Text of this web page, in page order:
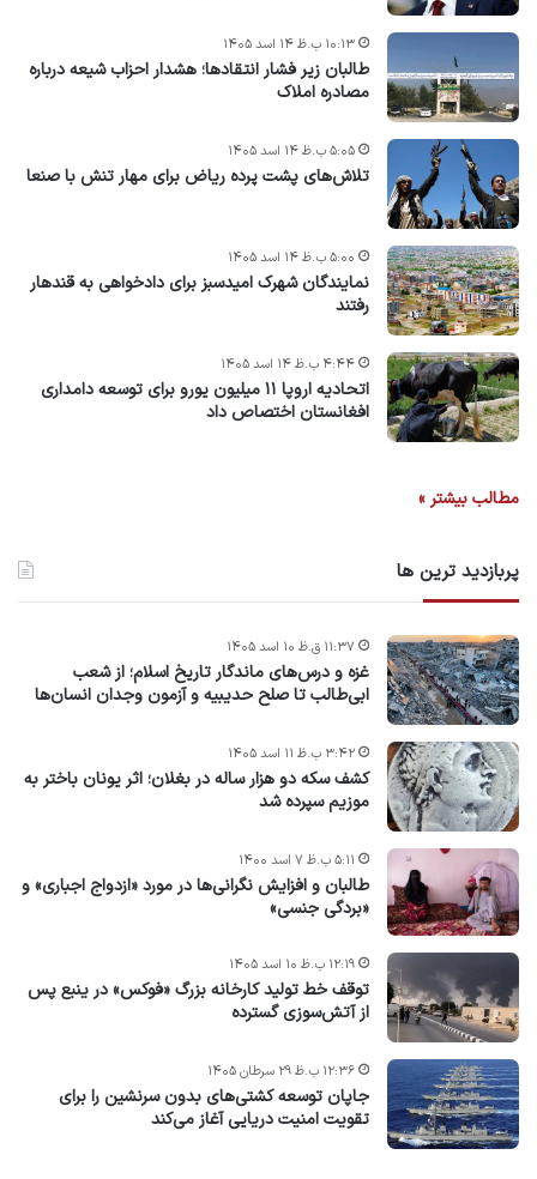
طالبان زیر فشار انتقادها؛ هشدار احزاب شیعه درباره
مصادره‌ املاک
۱۰:۱۳ ب.ظ ۱۴ اسد ۱۴۰۵
تلاش‌های پشت ‌پرده ریاض برای مهار تنش با صنعا
۵:۰۵ ب.ظ ۱۴ اسد ۱۴۰۵
نمایندگان شهرک امید‌سبز برای دادخواهی به قندهار
رفتند
۵:۰۰ ب.ظ ۱۴ اسد ۱۴۰۵
اتحادیه اروپا ۱۱ میلیون یورو برای توسعه دامداری
افغانستان اختصاص داد
۴:۴۴ ب.ظ ۱۴ اسد ۱۴۰۵
مطالب بیشتر »
پربازدید ترین ها
غزه و درس‌های ماندگار تاریخ اسلام؛ از شعب
ابی‌طالب تا صلح حدیبیه و آزمون وجدان انسان‌ها
۱۱:۳۷ ق.ظ ۱۰ اسد ۱۴۰۵
کشف سکه دو هزار ساله در بغلان؛ اثر یونان باختر به
موزیم سپرده شد
۳:۴۲ ب.ظ ۱۱ اسد ۱۴۰۵
طالبان و افزایش نگرانی‌ها در مورد «ازدواج اجباری» و
«بردگی جنسی»
۵:۱۱ ب.ظ ۷ اسد ۱۴۰۰
توقف خط تولید کارخانه بزرگ «فوکس» در ینبع پس
از آتش‌سوزی گسترده
۱۲:۱۹ ب.ظ ۱۰ اسد ۱۴۰۵
جاپان توسعه کشتی‌های بدون سرنشین را برای
تقویت امنیت دریایی آغاز می‌کند
۱۲:۳۶ ب.ظ ۲۹ سرطان ۱۴۰۵